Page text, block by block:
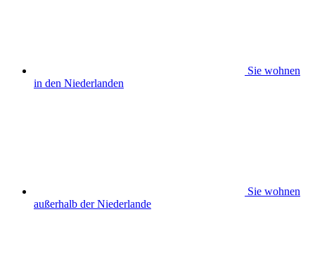
Sie wohnen
in den Niederlanden
Sie wohnen
außerhalb der Niederlande